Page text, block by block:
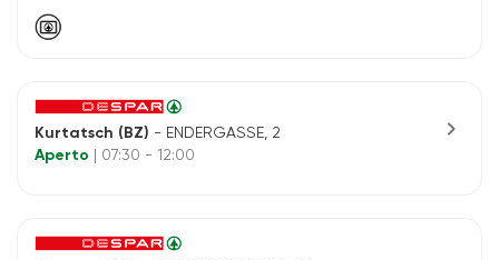
Kurtatsch (BZ) - ENDERGASSE, 2
Aperto
| 07:30 - 12:00
chevron_right